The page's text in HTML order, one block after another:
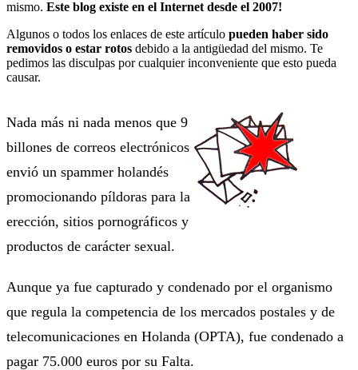
mismo. Este blog existe en el Internet desde el 2007!
Algunos o todos los enlaces de este artículo pueden haber sido
removidos o estar rotos debido a la antigüedad del mismo. Te
pedimos las disculpas por cualquier inconveniente que esto pueda
causar.
Nada más ni nada menos que 9
billones de correos electrónicos
envió un spammer holandés
promocionando píldoras para la
erección, sitios pornográficos y
productos de carácter sexual.
Aunque ya fue capturado y condenado por el organismo
que regula la competencia de los mercados postales y de
telecomunicaciones en Holanda (OPTA), fue condenado a
pagar 75.000 euros por su Falta.